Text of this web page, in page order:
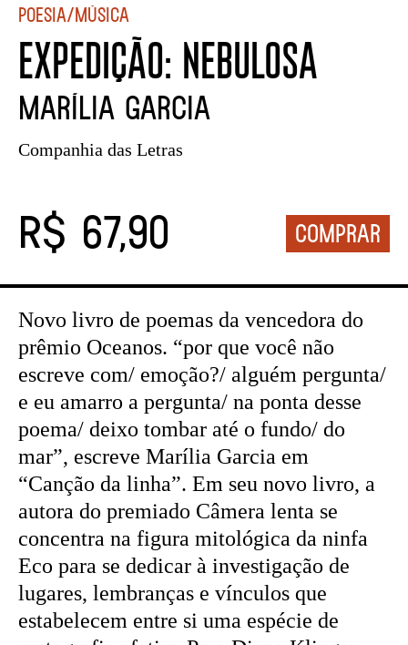
Poesia/Música
EXPEDIÇÃO: NEBULOSA
Marília Garcia
Companhia das Letras
R$ 67,90
Novo livro de poemas da vencedora do
prêmio Oceanos. “por que você não
escreve com/ emoção?/ alguém pergunta/
e eu amarro a pergunta/ na ponta desse
poema/ deixo tombar até o fundo/ do
mar”, escreve Marília Garcia em
“Canção da linha”. Em seu novo livro, a
autora do premiado Câmera lenta se
concentra na figura mitológica da ninfa
Eco para se dedicar à investigação de
lugares, lembranças e vínculos que
estabelecem entre si uma espécie de